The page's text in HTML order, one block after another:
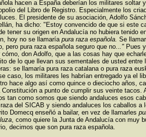
hacen a España deberían los militares soltar
del Libro de Registro. Especialmente los
El presidente de su asociación, Adolfo
ha dicho: "Estoy convencido de que si este
tener su origen en Andalucía no hubiera tenido
hoy no se llamaría pura raza española. Se
pero pura raza española seguro que no..." Pues
cómo, don Adolfo, que a las cosas hay que
de lo que llevan sus sementales de usted entre
se llamaría pura raza catalana o pura raza
caso, los militares les habrían entregado ya el
hace algo así como quince o dieciocho años,
Constitución a punto de cumplir sus veinte tacos.
tan como somos que siendo andaluces esos
del SICAB y siendo andaluces los caballos a
Domecq enseñó a bailar, en vez de llamarles
, como quiere la Junta de Andalucía con muy
decimos que son pura raza española.